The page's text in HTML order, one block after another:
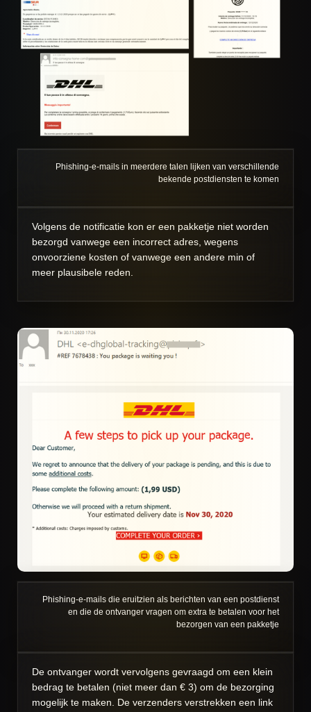
Phishing-e-mails in meerdere talen lijken van verschillende
bekende postdiensten te komen
Volgens de notificatie kon er een pakketje niet worden
bezorgd vanwege een incorrect adres, wegens
onvoorziene kosten of vanwege een andere min of
meer plausibele reden.
Phishing-e-mails die eruitzien als berichten van een postdienst
en die de ontvanger vragen om extra te betalen voor het
bezorgen van een pakketje
De ontvanger wordt vervolgens gevraagd om een klein
bedrag te betalen (niet meer dan € 3) om de bezorging
mogelijk te maken. De verzenders verstrekken een link